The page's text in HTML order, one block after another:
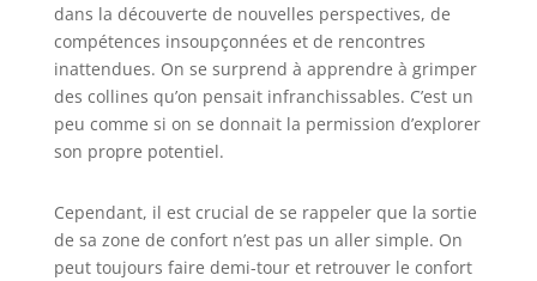
dans la découverte de nouvelles perspectives, de
compétences insoupçonnées et de rencontres
inattendues. On se surprend à apprendre à grimper
des collines qu’on pensait infranchissables. C’est un
peu comme si on se donnait la permission d’explorer
son propre potentiel.
Cependant, il est crucial de se rappeler que la sortie
de sa zone de confort n’est pas un aller simple. On
peut toujours faire demi-tour et retrouver le confort